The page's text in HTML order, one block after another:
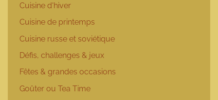
Cuisine d'hiver
Cuisine de printemps
Cuisine russe et soviétique
Défis, challenges & jeux
Fêtes & grandes occasions
Goûter ou Tea Time